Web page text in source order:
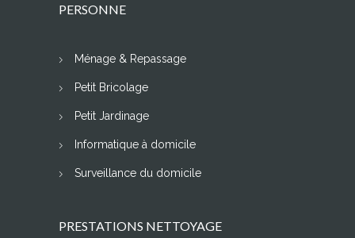
PERSONNE
Ménage & Repassage
Petit Bricolage
Petit Jardinage
Informatique à domicile
Surveillance du domicile
PRESTATIONS NETTOYAGE